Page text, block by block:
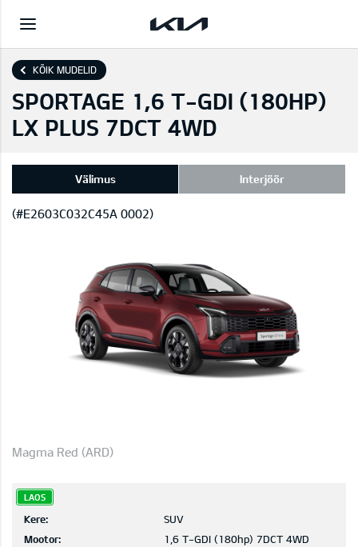
KÕIK MUDELID
SPORTAGE 1,6 T-GDI (180HP)
LX PLUS 7DCT 4WD
Välimus Interjöör
(#E2603C032C45A 0002)
Magma Red (ARD)
LAOS
Kere:
SUV
Mootor:
1,6 T-GDI (180hp) 7DCT 4WD